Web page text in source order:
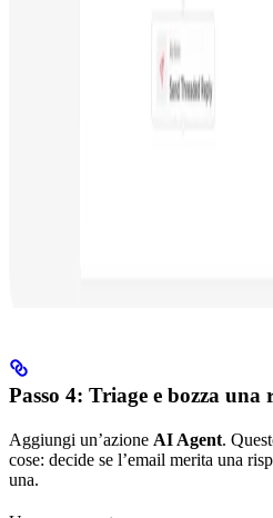
Passo 4: Triage e bozza una
Aggiungi un’azione AI Agent.
cose: decide se l’email merita una
una.